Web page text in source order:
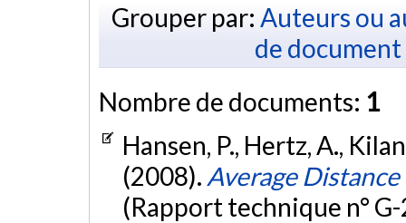
Grouper par: Auteurs ou
de document
Nombre de documents: 1
Hansen, P., Hertz, A.,
(2008). Average
(Rapport technique n°